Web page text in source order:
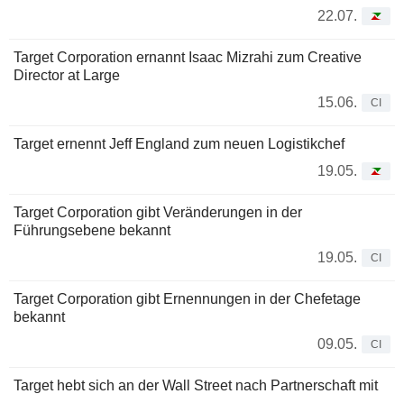
22.07.
Target Corporation ernannt Isaac Mizrahi zum Creative
Director at Large
15.06.
CI
Target ernennt Jeff England zum neuen Logistikchef
19.05.
Target Corporation gibt Veränderungen in der
Führungsebene bekannt
19.05.
CI
Target Corporation gibt Ernennungen in der Chefetage
bekannt
09.05.
CI
Target hebt sich an der Wall Street nach Partnerschaft mit